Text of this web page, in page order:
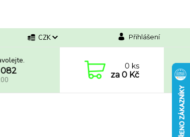
CZK Přihlášení
0ks
za 0 Kč